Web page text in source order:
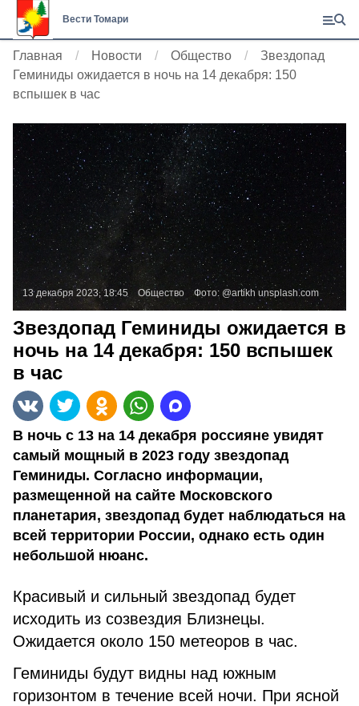
Вести Томари
Главная Новости Общество
Звездопад
Геминиды ожидается в ночь на 14 декабря: 150
вспышек в час
13 декабря 2023, 18:45 Общество Фото: @artikh unsplash.com
Звездопад Геминиды ожидается в
ночь на 14 декабря: 150 вспышек
в час
В ночь с 13 на 14 декабря россияне увидят
самый мощный в 2023 году звездопад
Геминиды. Согласно информации,
размещенной на сайте Московского
планетария, звездопад будет наблюдаться на
всей территории России, однако есть один
небольшой нюанс.
Красивый и сильный звездопад будет
исходить из созвездия Близнецы.
Ожидается около 150 метеоров в час.
Геминиды будут видны над южным
горизонтом в течение всей ночи. При ясной